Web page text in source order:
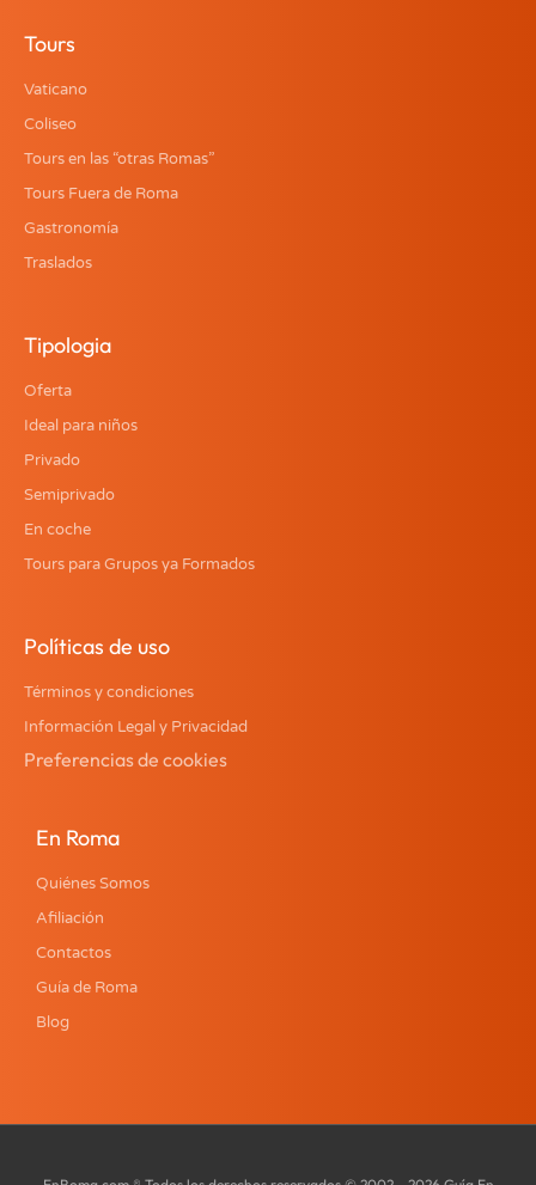
Tours
Vaticano
Coliseo
Tours en las “otras Romas”
Tours Fuera de Roma
Gastronomía
Traslados
Tipologia
Oferta
Ideal para niños
Privado
Semiprivado
En coche
Tours para Grupos ya Formados
Políticas de uso
Términos y condiciones
Información Legal y Privacidad
Preferencias de cookies
En Roma
Quiénes Somos
Afiliación
Contactos
Guía de Roma
Blog